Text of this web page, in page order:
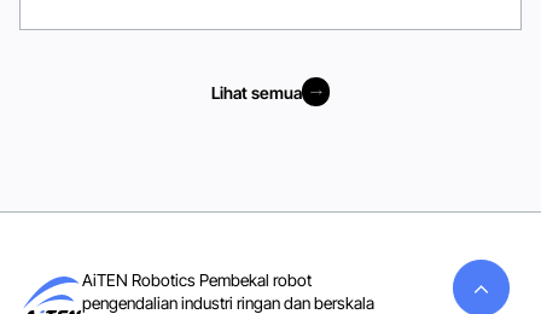
Lihat semua
AiTEN Robotics Pembekal robot
pengendalian industri ringan dan berskala